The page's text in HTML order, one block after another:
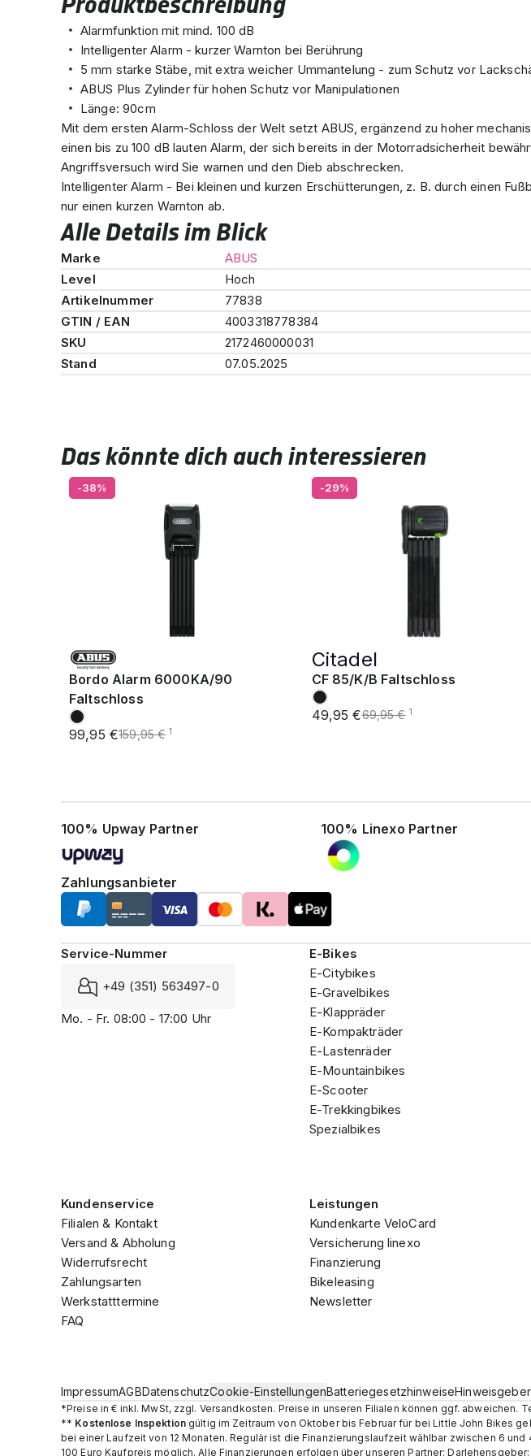
Alarmfunktion mit mind. 100 dB
Intelligenter Alarm - kurzer Warnton bei Berührung
5 mm starke Stäbe, mit extra weicher Ummantelung - zum Schutz vor
ABUS Plus Zylinder für hohen Schutz vor Manipulationen
Länge: 90cm
Mit dem ersten Alarm-Schloss der Welt setzt ABUS, ergänzend zu hoher
einen bis zu 100 dB lauten Alarm, der sich bereits in der Motorradsicherheit
Angriffsversuch wird Sie warnen und den Dieb abschrecken.
Intelligenter Alarm - Bei kleinen und kurzen Erschütterungen, z. B. durch einen
nur einen kurzen Warnton ab.
Alle Details im Blick
Marke
ABUS
Level
Hoch
Artikelnummer
77838
GTIN / EAN
4003318778384
SKU
2172460000031
Stand
07.05.2025
Das könnte dich auch interessieren
-38%
Bordo Alarm 6000KA/90
Faltschloss
99,95 €159,95 € 1
-29%
Citadel
CF 85/K/B Faltschloss
49,95 €69,95 € 1
100% Upway Partner 100% Linexo Partner
Zahlungsanbieter
Service-Nummer
+49 (351) 563497-0
Mo. - Fr. 08:00 - 17:00 Uhr
E-Bikes
E-Citybikes
E-Gravelbikes
E-Klappräder
E-Kompakträder
E-Lastenräder
E-Mountainbikes
E-Scooter
E-Trekkingbikes
Spezialbikes
Kundenservice
Filialen & Kontakt
Versand & Abholung
Widerrufsrecht
Zahlungsarten
Werkstatttermine
FAQ
Leistungen
Kundenkarte VeloCard
Versicherung linexo
Finanzierung
Bikeleasing
Newsletter
ImpressumAGBDatenschutzCookie-EinstellungenBatteriegesetzhinweise
*Preise in € inkl. MwSt, zzgl. Versandkosten. Preise in unseren Filialen können ggf. abweichen.
** Kostenlose Inspektiongültig im Zeitraum von Oktober bis Februar für bei Little John Bikes
bei einer Laufzeit von 12 Monaten. Regulär ist die Finanzierungslaufzeit wählbar zwischen 6
100 Euro Kaufpreis möglich. Alle Finanzierungen erfolgen über unseren Partner: